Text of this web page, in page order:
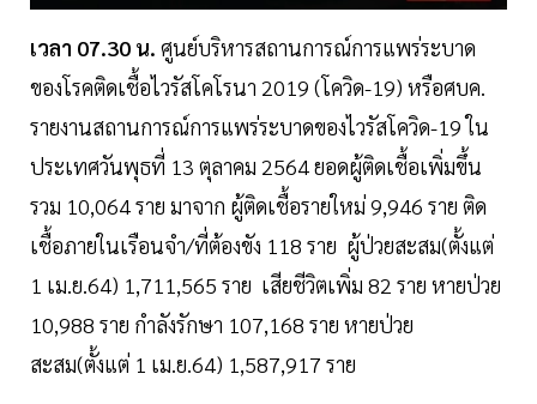
เวลา 07.30 น. ศูนย์บริหารสถานการณ์การแพร่ระบาด
ของโรคติดเชื้อไวรัสโคโรนา 2019 (โควิด-19) หรือศบค.
รายงานสถานการณ์การแพร่ระบาดของไวรัสโควิด-19 ใน
ประเทศวันพุธที่ 13 ตุลาคม 2564 ยอดผู้ติดเชื้อเพิ่มขึ้น
รวม 10,064 ราย มาจาก ผู้ติดเชื้อรายใหม่ 9,946 ราย ติด
เชื้อภายในเรือนจำ/ที่ต้องขัง 118 ราย ผู้ป่วยสะสม(ตั้งแต่
1 เม.ย.64) 1,711,565 ราย เสียชีวิตเพิ่ม 82 ราย หายป่วย
10,988 ราย กำลังรักษา 107,168 ราย หายป่วย
สะสม(ตั้งแต่ 1 เม.ย.64) 1,587,917 ราย